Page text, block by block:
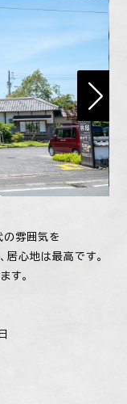
の雰囲気を
居心地は最高です。
す。